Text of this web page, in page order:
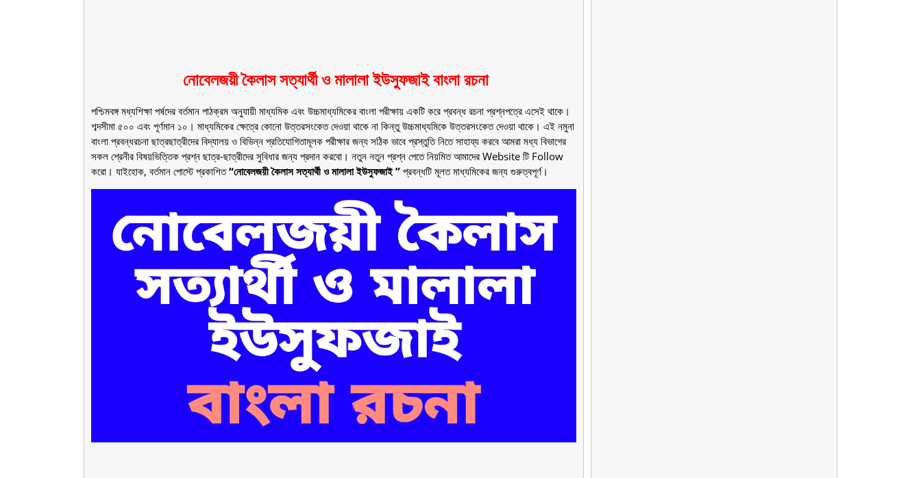
নোবেলজয়ী কৈলাস সত্যার্থী ও মালালা ইউসুফজাই বাংলা রচনা
পশ্চিমবঙ্গ মধ্যশিক্ষা পর্ষদের বর্তমান পাঠক্রম অনুযায়ী মাধ্যমিক এবং উচ্চমাধ্যমিকের বাংলা পরীক্ষায় একটি করে প্রবন্ধ রচনা প্রশ্নপত্রে এসেই থাকে।
শব্দসীমা ৫০০ এবং পূর্ণমান ১০। মাধ্যমিকের ক্ষেত্রে কোনো উত্তরসংকেত দেওয়া থাকে না কিন্তু উচ্চমাধ্যমিকে উত্তরসংকেত দেওয়া থাকে। এই নমুনা
বাংলা প্রবন্ধরচনা ছাত্রছাত্রীদের বিদ্যালয় ও বিভিন্ন প্রতিযোগিতামূলক পরীক্ষার জন্য সঠিক ভাবে প্রস্তুতি নিতে সাহায্য করবে আমরা মধ্য বিভাগের
সকল শ্রেনীর বিষয়ভিত্তিক প্রশ্ন ছাত্র-ছাত্রীদের সুবিধার জন্য প্রদান করবো। নতুন নতুন প্রশ্ন পেতে নিয়মিত আমাদের Website টি Follow
করো। যাইহোক, বর্তমান পোস্টে প্রকাশিত“নোবেলজয়ী কৈলাস সত্যার্থী ও মালালা ইউসুফজাই ” প্রবন্ধটি মূলত মাধ্যমিকের জন্য গুরুত্বপূর্ণ।